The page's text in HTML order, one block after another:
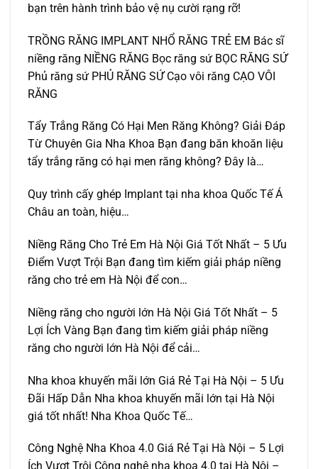
bạn trên hành trình bảo vệ nụ cười rạng rỡ!
TRỒNG RĂNG IMPLANT NHỔ RĂNG TRẺ EM Bác sĩ
niềng răng NIỀNG RĂNG Bọc răng sứ BỌC RĂNG SỨ
Phủ răng sứ PHỦ RĂNG SỨ Cạo vôi răng CẠO VÔI
RĂNG
Tẩy Trắng Răng Có Hại Men Răng Không? Giải Đáp
Từ Chuyên Gia Nha Khoa Bạn đang băn khoăn liệu
tẩy trắng răng có hại men răng không? Đây là…
Quy trình cấy ghép Implant tại nha khoa Quốc Tế Á
Châu an toàn, hiệu…
Niềng Răng Cho Trẻ Em Hà Nội Giá Tốt Nhất – 5 Ưu
Điểm Vượt Trội Bạn đang tìm kiếm giải pháp niềng
răng cho trẻ em Hà Nội để con…
Niềng răng cho người lớn Hà Nội Giá Tốt Nhất – 5
Lợi Ích Vàng Bạn đang tìm kiếm giải pháp niềng
răng cho người lớn Hà Nội để cải…
Nha khoa khuyến mãi lớn Giá Rẻ Tại Hà Nội – 5 Ưu
Đãi Hấp Dẫn Nha khoa khuyến mãi lớn tại Hà Nội
giá tốt nhất! Nha Khoa Quốc Tế…
Công Nghệ Nha Khoa 4.0 Giá Rẻ Tại Hà Nội – 5 Lợi
Ích Vượt Trội Công nghệ nha khoa 4.0 tại Hà Nội –